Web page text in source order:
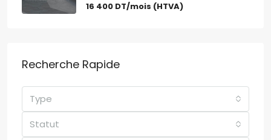
16 400 DT/mois (HTVA)
Recherche Rapide
Type
Statut